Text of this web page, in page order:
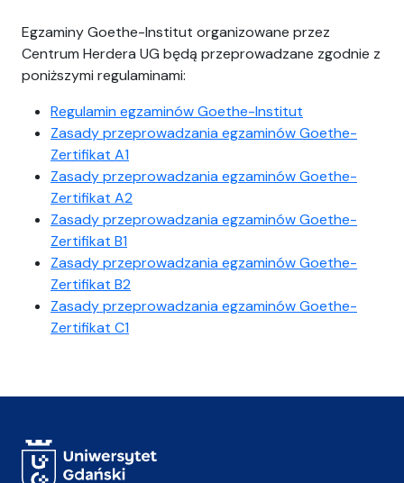
Egzaminy Goethe-Institut organizowane przez
Centrum Herdera UG będą przeprowadzane zgodnie z
poniższymi regulaminami:
Regulamin egzaminów Goethe-Institut
Zasady przeprowadzania egzaminów Goethe-
Zertifikat A1
Zasady przeprowadzania egzaminów Goethe-
Zertifikat A2
Zasady przeprowadzania egzaminów Goethe-
Zertifikat B1
Zasady przeprowadzania egzaminów Goethe-
Zertifikat B2
Zasady przeprowadzania egzaminów Goethe-
Zertifikat C1